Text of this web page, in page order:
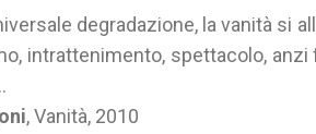
degradazione, la vanità si
intrattenimento, spettacolo,
, Vanità, 2010